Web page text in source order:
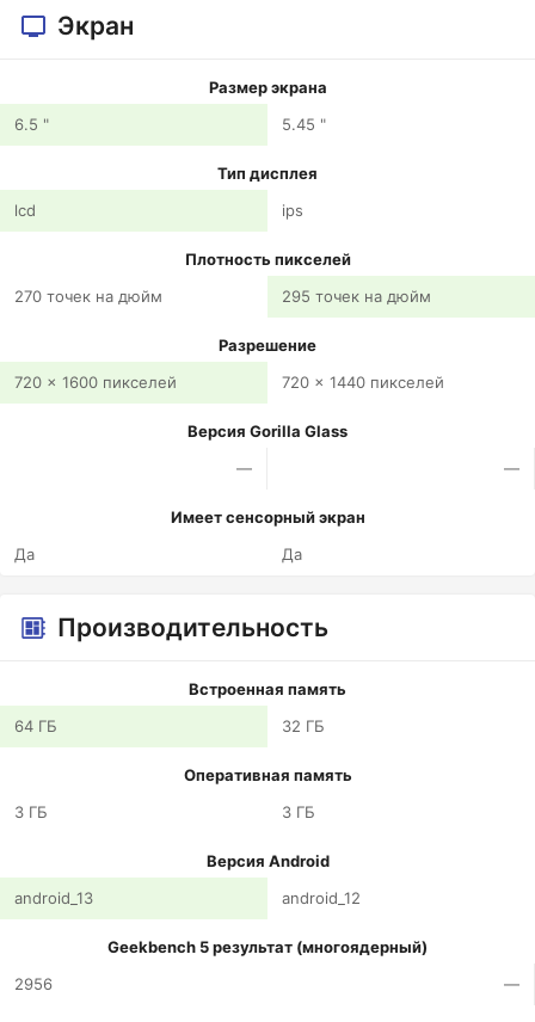
Экран
Размер экрана
6.5 "
5.45 "
Тип дисплея
lcd
ips
Плотность пикселей
270 точек на дюйм
295 точек на дюйм
Разрешение
720 x 1600 пикселей
720 x 1440 пикселей
Версия Gorilla Glass
—
—
Имеет сенсорный экран
Да
Да
Производительность
Встроенная память
64 ГБ
32 ГБ
Оперативная память
3 ГБ
3 ГБ
Версия Android
android_13
android_12
Geekbench 5 результат (многоядерный)
2956
—